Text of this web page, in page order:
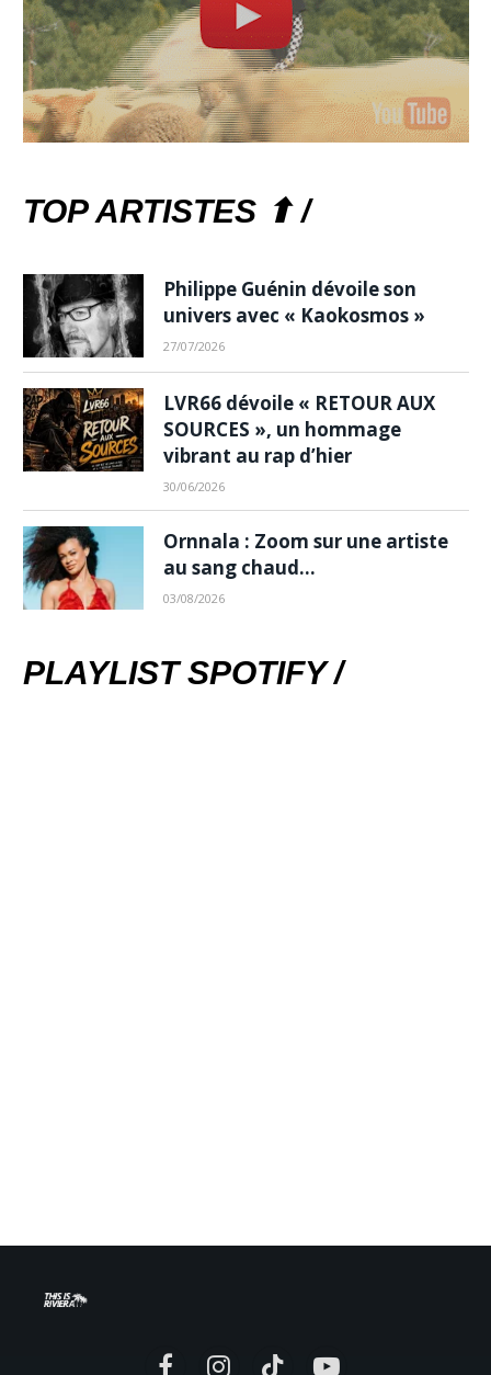
TOP ARTISTES ⬆ /
Philippe Guénin dévoile son
univers avec « Kaokosmos »
27/07/2026
LVR66 dévoile « RETOUR AUX
SOURCES », un hommage
vibrant au rap d’hier
30/06/2026
Ornnala : Zoom sur une artiste
au sang chaud…
03/08/2026
PLAYLIST SPOTIFY /